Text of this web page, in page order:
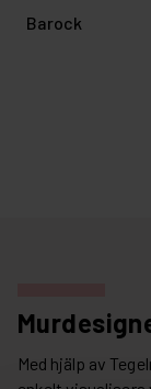
Barock
Med hjälp av